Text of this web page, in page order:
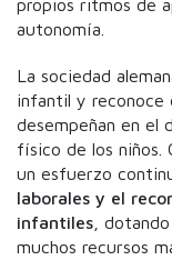
propios ritmos de
autonomía.
La sociedad
infantil y reconoce
desempeñan en el
físico de los niños.
un esfuerzo
laborales y el
infantiles ,
muchos recursos